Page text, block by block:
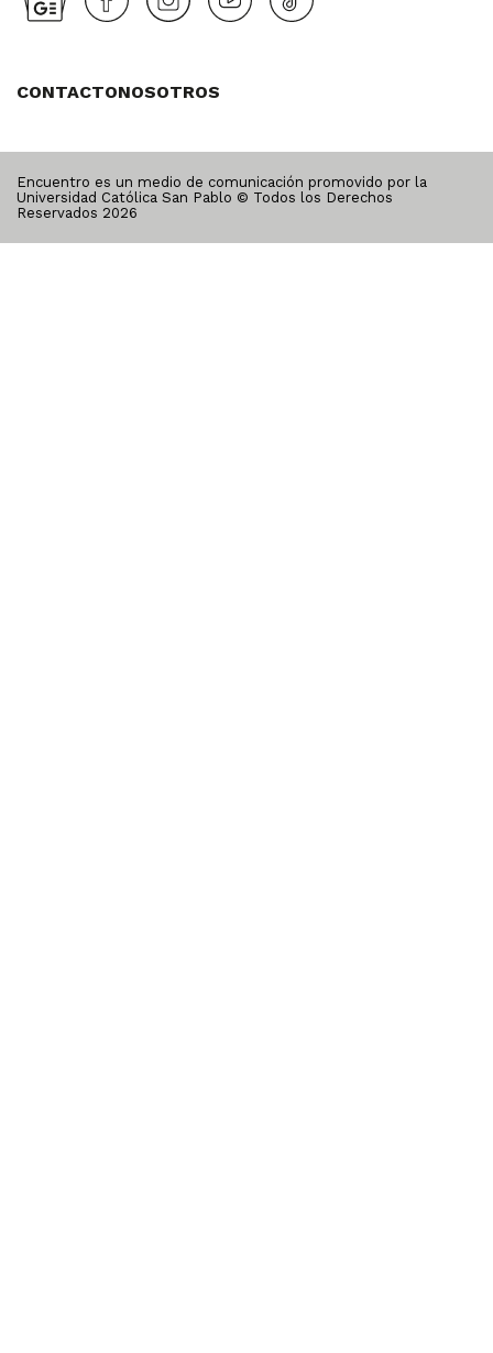
CONTACTONOSOTROS
Encuentro es un medio de comunicación promovido por la
Universidad Católica San Pablo © Todos los Derechos
Reservados 2026